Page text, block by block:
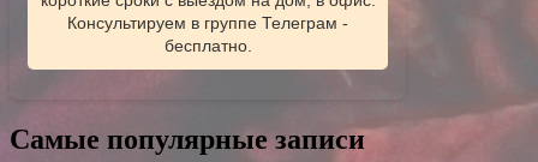
Консультируем в группе Телеграм -
бесплатно.
Самые популярные записи